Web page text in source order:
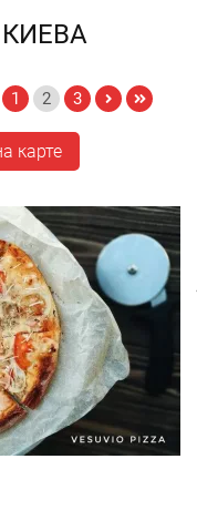
1 2 3
карте